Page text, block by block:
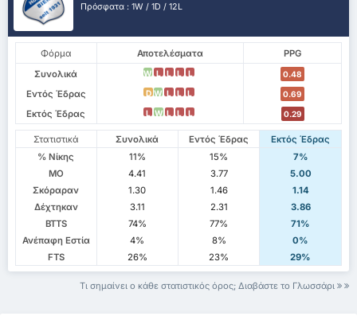
Πρόσφατα : 1W / 1D / 12L
Φόρμα Αποτελέσματα
PPG
Συνολικά
W L L L L 0.48
Εντός Έδρας D W L L L 0.69
Εκτός Έδρας L W L L L 0.29
Στατιστικά Συνολικά Εντός Έδρας
Εκτός Έδρας
% Νίκης
11% 15%
7%
ΜΟ
4.41 3.77
5.00
Σκόραραν
1.30 1.46
1.14
Δέχτηκαν
3.11 2.31
3.86
BTTS
74% 77%
71%
Ανέπαφη Εστία
4% 8%
0%
FTS
26% 23% 29%
Τι σημαίνει ο κάθε στατιστικός όρος; Διαβάστε το Γλωσσάρι